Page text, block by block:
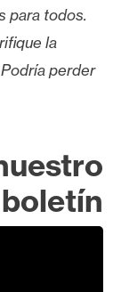
para todos.
la
perder
boletín